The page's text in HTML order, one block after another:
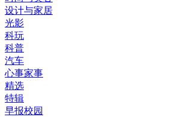
设计与家居
光影
科玩
科普
汽车
心事家事
精选
特辑
早报校园